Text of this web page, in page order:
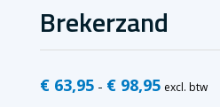
Brekerzand
€ 63,95 - € 98,95Prijsklasse:
excl. btw